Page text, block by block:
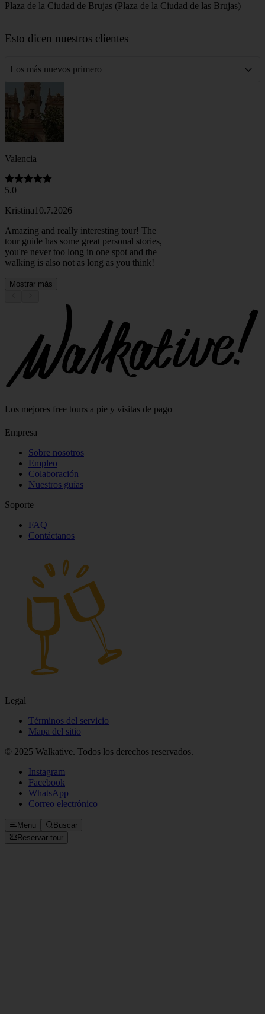
Plaza de la Ciudad de Brujas (Plaza de la Ciudad de las Brujas)
+
Esto dicen nuestros clientes
Los más nuevos primero
Valencia
5.0
Kristina10.7.2026
Amazing and really interesting tour! The
tour guide has some great personal stories,
you're never too long in one spot and the
walking is also not as long as you think!
Mostrar más
Los mejores free tours a pie y visitas de pago
Empresa
Sobre nosotros
Empleo
Colaboración
Nuestros guías
Soporte
FAQ
Contáctanos
Legal
Términos del servicio
Mapa del sitio
© 2025 Walkative. Todos los derechos reservados.
Instagram
Facebook
WhatsApp
Correo electrónico
Menu
Buscar
Reservar tour